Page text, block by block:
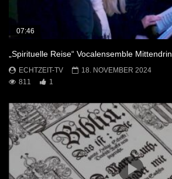
07:46
„Spirituelle Reise“ Vocalensemble Mittendrin
ECHTZEIT-TV
18. NOVEMBER 2024
811
1